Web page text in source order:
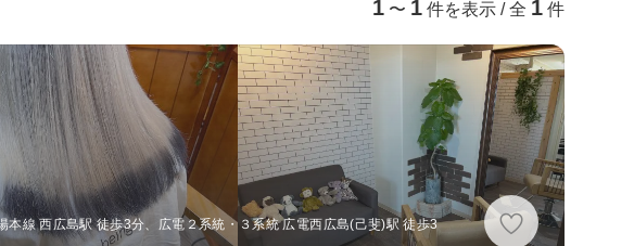
1 〜 1 件を表示 / 全 1 件
本線 西広島駅 徒歩3分、広電２系統・３系統 広電西広島(己斐)駅 徒歩3